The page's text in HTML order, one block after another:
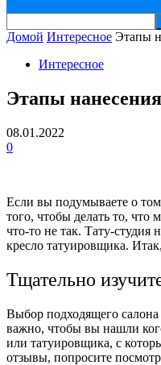
Домой Интересное Этапы
Интересное
Этапы
08.01.2022
0
Если вы подумываете о
того, чтобы делать то, что
что-то не так. Тату-студия
кресло татуировщика.
Тщательно
Выбор подходящего
важно, чтобы вы нашли
или татуировщика, с
отзывы, попросите